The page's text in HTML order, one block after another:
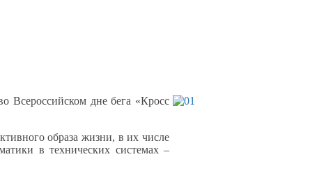
Всероссийскомдне бега «Кросс
образа жизни, вих числе
втехнических системах –